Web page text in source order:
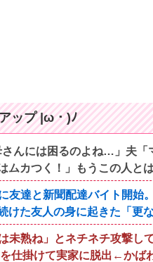
ップ |ω・)ﾉ
んには困るのよね…」夫「
ムカつく！」もうこの人と
友達と新聞配達バイト開
けた友人の身に起きた「更
は未熟ね」とネチネチ攻撃
仕掛けて実家に脱出←かば